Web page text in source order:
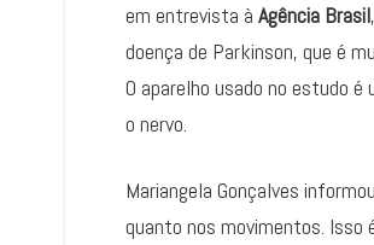
em entrevista à Agência Brasil
doença de Parkinson, que é
O aparelho usado no estudo
o nervo.
Mariangela Gonçalves
quanto nos movimentos. Isso